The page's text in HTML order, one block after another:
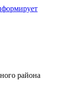
района